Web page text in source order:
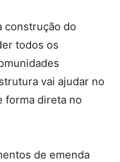
construção do
todos os
vai ajudar no
forma direta no
de emenda